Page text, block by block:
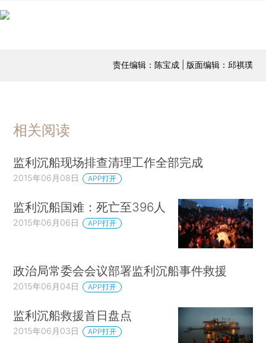
责任编辑：陈宝成 | 版面编辑：邱祺璞
相关阅读
监利沉船现场排查清理工作全部完成
2015年06月08日 APP打开
监利沉船国难：死亡至396人
2015年06月06日 APP打开
政治局常委会会议部署监利沉船事件救援
2015年06月04日 APP打开
监利沉船救援首日盘点
2015年06月03日 APP打开